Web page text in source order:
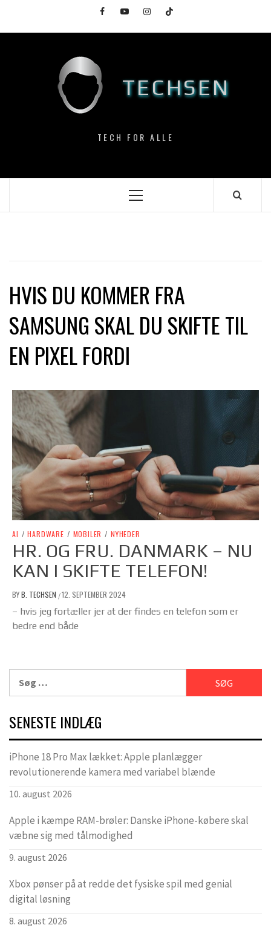
content
FacebookYouTubeInstagramTikTok
TECHSEN
TECH FOR ALLE
Primary
HVIS DU KOMMER FRA
SAMSUNG SKAL DU SKIFTE TIL
EN PIXEL FORDI
AI / HARDWARE / MOBILER / NYHEDER
HR. OG FRU. DANMARK – NU
KAN I SKIFTE TELEFON!
BYB. TECHSEN /12. SEPTEMBER 2024
– hvis jeg fortæller jer at der findes en telefon som er
bedre end både
efter:
SENESTE INDLÆG
iPhone 18 Pro Max lækket: Apple planlægger
revolutionerende kamera med variabel blænde
10. august 2026
Apple i kæmpe RAM-brøler: Danske iPhone-købere skal
væbne sig med tålmodighed
9. august 2026
Xbox pønser på at redde det fysiske spil med genial
digital løsning
8. august 2026